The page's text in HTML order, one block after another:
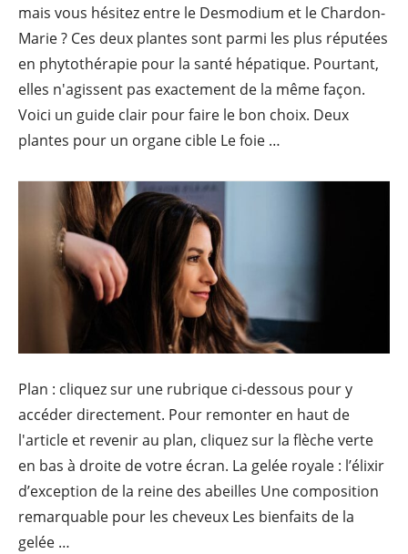
mais vous hésitez entre le Desmodium et le Chardon-
Marie ? Ces deux plantes sont parmi les plus réputées
en phytothérapie pour la santé hépatique. Pourtant,
elles n'agissent pas exactement de la même façon.
Voici un guide clair pour faire le bon choix. Deux
plantes pour un organe cible Le foie …
Plan : cliquez sur une rubrique ci-dessous pour y
accéder directement. Pour remonter en haut de
l'article et revenir au plan, cliquez sur la flèche verte
en bas à droite de votre écran. La gelée royale : l’élixir
d’exception de la reine des abeilles Une composition
remarquable pour les cheveux Les bienfaits de la
gelée …